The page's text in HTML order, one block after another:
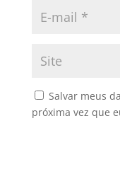
Salvar meus
próxima vez que